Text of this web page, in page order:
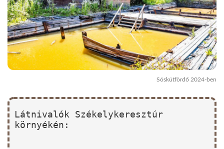
Sóskútfördő 2024-ben
Látnivalók Székelykeresztúr
környékén: